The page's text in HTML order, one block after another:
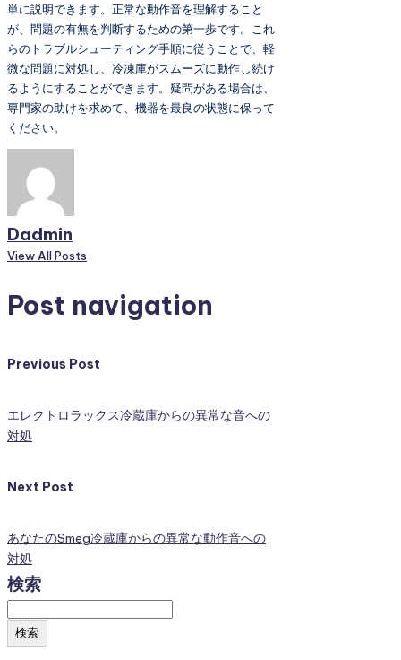
単に説明できます。正常な動作音を理解すること
が、問題の有無を判断するための第一歩です。これ
らのトラブルシューティング手順に従うことで、軽
微な問題に対処し、冷凍庫がスムーズに動作し続け
るようにすることができます。疑問がある場合は、
専門家の助けを求めて、機器を最良の状態に保って
ください。
Dadmin
View All Posts
Post navigation
Previous Post
エレクトロラックス冷蔵庫からの異常な音への
対処
Next Post
あなたのSmeg冷蔵庫からの異常な動作音への
対処
検索
検索